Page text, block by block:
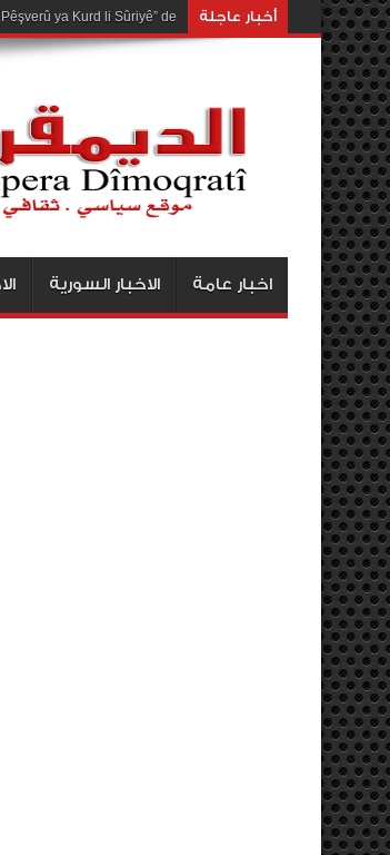
أخبار عاجلة ya Kurd li Sûriyê” de
صدور العدد الجديد 656 من الديمقراطي
اخبار عامة الاخبار السورية